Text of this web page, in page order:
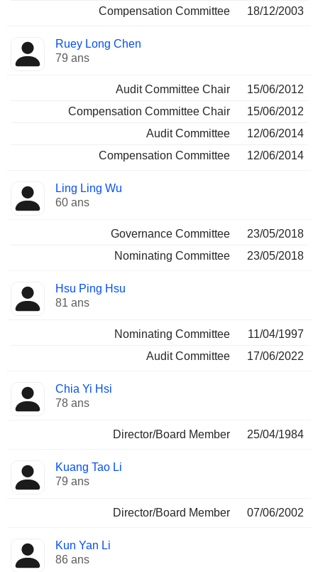
Compensation Committee
18/12/2003
Ruey Long Chen
79 ans
Audit Committee Chair
15/06/2012
Compensation Committee Chair
15/06/2012
Audit Committee
12/06/2014
Compensation Committee
12/06/2014
Ling Ling Wu
60 ans
Governance Committee
23/05/2018
Nominating Committee
23/05/2018
Hsu Ping Hsu
81 ans
Nominating Committee
11/04/1997
Audit Committee
17/06/2022
Chia Yi Hsi
78 ans
Director/Board Member 25/04/1984
Kuang Tao Li
79 ans
Director/Board Member 07/06/2002
Kun Yan Li
86 ans